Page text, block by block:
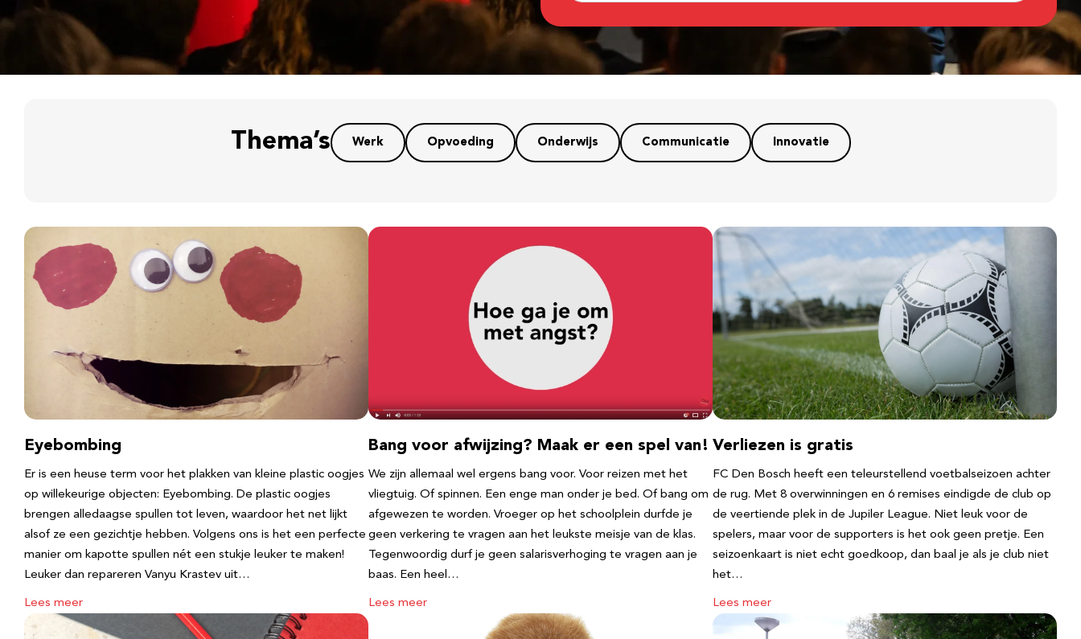
Thema’s Werk Opvoeding Onderwijs Communicatie Innovatie
Eyebombing
Er is een heuse term voor het plakken van kleine plastic oogjes
op willekeurige objecten: Eyebombing. De plastic oogjes
brengen alledaagse spullen tot leven, waardoor het net lijkt
alsof ze een gezichtje hebben. Volgens ons is het een perfecte
manier om kapotte spullen nét een stukje leuker te maken!
Leuker dan repareren Vanyu Krastev uit…
Lees meer
Bang voor afwijzing? Maak er een spel van!
We zijn allemaal wel ergens bang voor. Voor reizen met het
vliegtuig. Of spinnen. Een enge man onder je bed. Of bang om
afgewezen te worden. Vroeger op het schoolplein durfde je
geen verkering te vragen aan het leukste meisje van de klas.
Tegenwoordig durf je geen salarisverhoging te vragen aan je
baas. Een heel…
Lees meer
Verliezen is gratis
FC Den Bosch heeft een teleurstellend voetbalseizoen achter
de rug. Met 8 overwinningen en 6 remises eindigde de club op
de veertiende plek in de Jupiler League. Niet leuk voor de
spelers, maar voor de supporters is het ook geen pretje. Een
seizoenkaart is niet echt goedkoop, dan baal je als je club niet
het…
Lees meer